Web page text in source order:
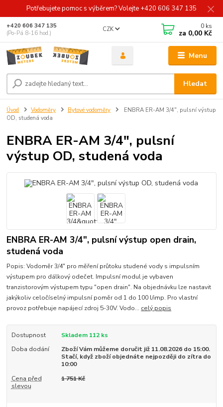
Potřebujete pomoc s výběrem? Volejte +420 606 347 135
Menu
CZK
Hledat
+420 606 347 135
(Po-Pá 8-16 hod.)
0 ks
za 0,00 Kč
Úvod Vodoměry Bytové vodoměry
ENBRA ER-AM 3/4", pulsní výstup
OD, studená voda
ENBRA ER-AM 3/4", pulsní
výstup OD, studená voda
ENBRA ER-AM 3/4", pulsní výstup open drain,
studená voda
Popis: Vodoměr 3/4" pro měření průtoku studené vody s impulsním
výstupem pro dálkový odečet. Impulsní modul je vybaven
tranzistorovým výstupem typu "open drain". Na objednávku lze nastavit
jakýkoliv celočíselný impulsní poměr od 1 do 100 l/imp. Pro vlastní
provoz potřebuje napájecí zdroj 5-30V. Vodo... celý popis
Dostupnost
Skladem 112 ks
Doba dodání
Zboží Vám můžeme doručit již 11.08.2026 do 15:00.
Stačí, když zboží objednáte nejpozději do zítra do
10:00
Cena před
slevou
1 751 Kč